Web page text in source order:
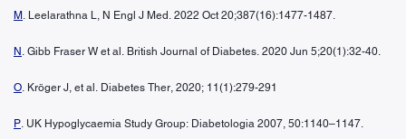
M . Leelarathna L, N Engl J Med. 2022 Oct 20;387(16):1477-1487.
N . Gibb Fraser W et al. British Journal of Diabetes. 2020 Jun 5;20(1):32-40.
O. Kröger J, et al. Diabetes Ther, 2020; 11(1):279-291
P. UK Hypoglycaemia Study Group: Diabetologia 2007, 50:1140–1147.